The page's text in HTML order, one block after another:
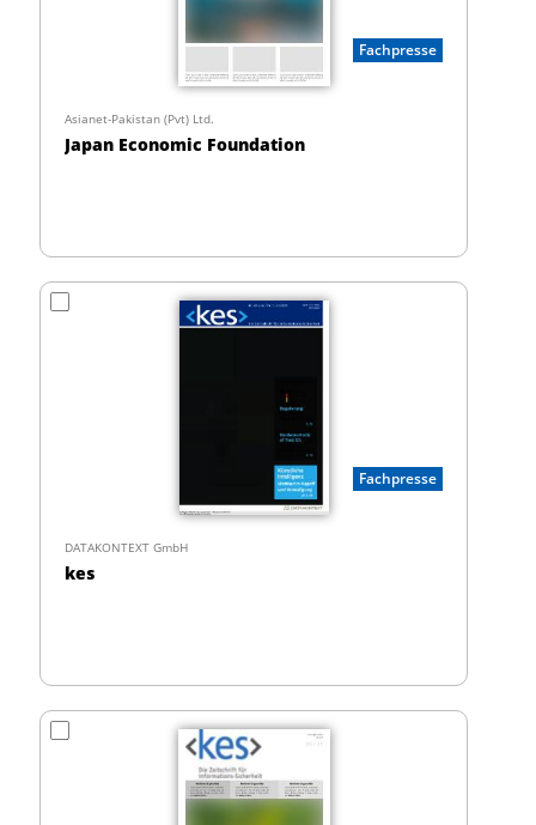
Fachpresse
Asianet-Pakistan (Pvt) Ltd.
Japan Economic Foundation
Fachpresse
DATAKONTEXT GmbH
kes